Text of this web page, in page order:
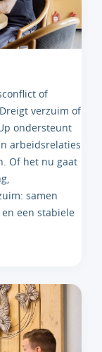
of
verzuim of
ondersteunt
arbeidsrelaties
Of het nu gaat
samen
een stabiele